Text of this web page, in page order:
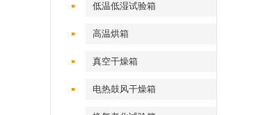
低温低湿试验箱
高温烘箱
真空干燥箱
电热鼓风干燥箱